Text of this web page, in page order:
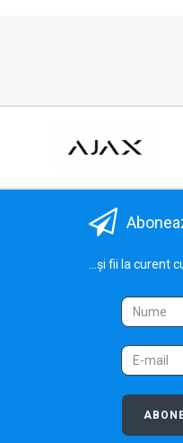
...și fii la curent